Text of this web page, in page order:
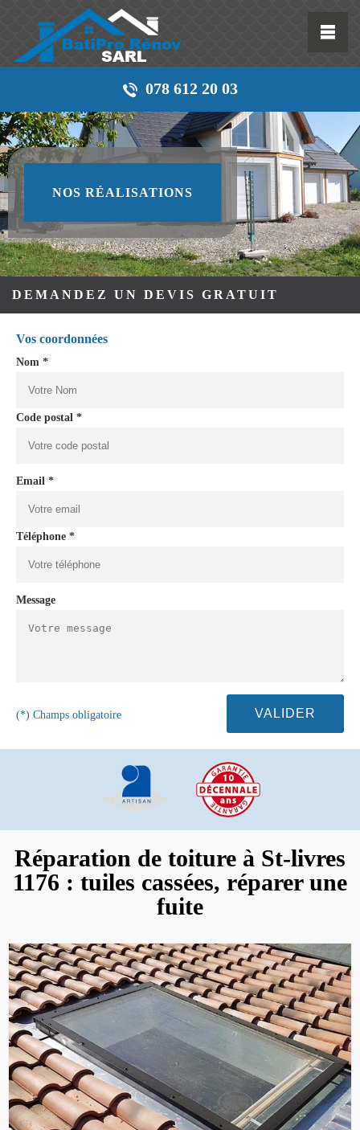
078 612 20 03
NOS RÉALISATIONS
DEMANDEZ UN DEVIS GRATUIT
Vos coordonnées
Nom *
Code postal *
Email *
Téléphone *
Message
(*) Champs obligatoire
Réparation de toiture à St-livres
1176 : tuiles cassées, réparer une
fuite